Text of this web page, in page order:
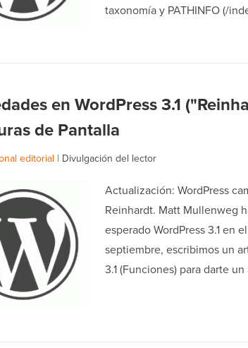
taxonomía y PATHINFO (/
en WordPress 3.1
de Pantalla
editorial | Divulgación del lector
Actualización: WordPress
Reinhardt. Matt Mullenweg
esperado WordPress 3.1 en
septiembre, escribimos un
3.1 (Funciones) para darte